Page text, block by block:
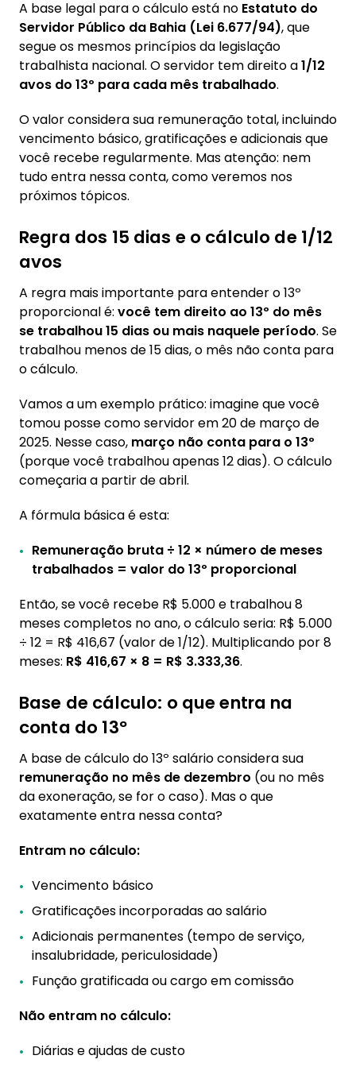
A base legal para o cálculo está no Estatuto do
Servidor Público da Bahia (Lei 6.677/94), que
segue os mesmos princípios da legislação
trabalhista nacional. O servidor tem direito a1/12
avos do 13º para cada mês trabalhado.
O valor considera sua remuneração total, incluindo
vencimento básico, gratificações e adicionais que
você recebe regularmente. Mas atenção: nem
tudo entra nessa conta, como veremos nos
próximos tópicos.
Regra dos 15 dias e o cálculo de 1/12
avos
A regra mais importante para entender o 13º
proporcional é: você tem direito ao 13º do mês
se trabalhou 15 dias ou mais naquele período. Se
trabalhou menos de 15 dias, o mês não conta para
o cálculo.
Vamos a um exemplo prático: imagine que você
tomou posse como servidor em 20 de março de
2025. Nesse caso, março não conta para o 13º
(porque você trabalhou apenas 12 dias). O cálculo
começaria a partir de abril.
A fórmula básica é esta:
Remuneração bruta ÷ 12 × número de meses
trabalhados = valor do 13º proporcional
Então, se você recebe R$ 5.000 e trabalhou 8
meses completos no ano, o cálculo seria: R$ 5.000
÷ 12 = R$ 416,67 (valor de 1/12). Multiplicando por 8
meses: R$ 416,67 × 8 = R$ 3.333,36.
Base de cálculo: o que entra na
conta do 13º
A base de cálculo do 13º salário considera sua
remuneração no mês de dezembro (ou no mês
da exoneração, se for o caso). Mas o que
exatamente entra nessa conta?
Entram no cálculo:
Vencimento básico
Gratificações incorporadas ao salário
Adicionais permanentes (tempo de serviço,
insalubridade, periculosidade)
Função gratificada ou cargo em comissão
Não entram no cálculo:
Diárias e ajudas de custo